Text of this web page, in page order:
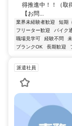
得推進中！！（取
【お問...
業界未経験者歓迎 短期
フリーター歓迎
バイク
職場見学可
経験不問
ブランクOK
長期歓迎
派遣社員